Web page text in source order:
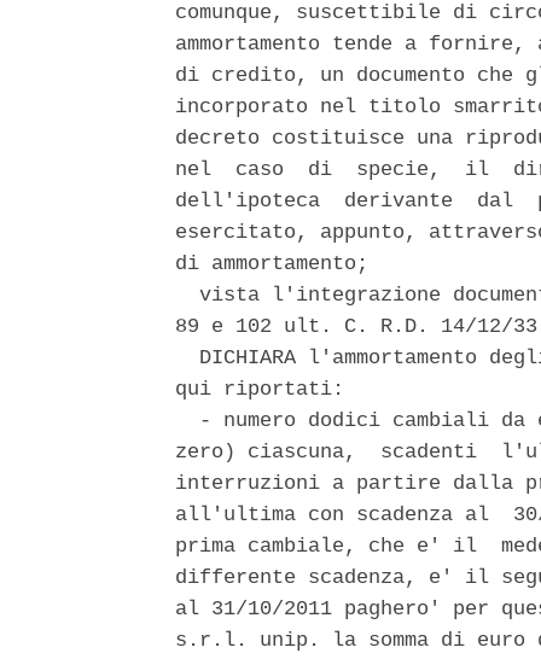
comunque, suscettibile di
ammortamento tende a
di credito, un documento
incorporato nel titolo
decreto costituisce una
nel  caso  di  specie,  il
dell'ipoteca  derivante  dal
esercitato, appunto,
di ammortamento;
vista l'integrazione
89 e 102 ult. C. R.D. 14/12/
DICHIARA l'ammortamento
qui riportati:
- numero dodici cambiali da
zero) ciascuna,  scadenti
interruzioni a partire dalla
all'ultima con scadenza al
prima cambiale, che e' il
differente scadenza, e' il
al 31/10/2011 paghero' per
s.r.l. unip. la somma di euro